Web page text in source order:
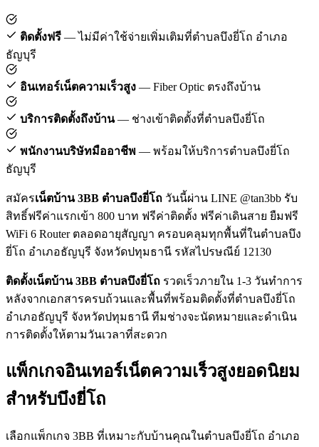
ติดตั้งฟรี — ไม่มีค่าใช้จ่ายเพิ่มเติมที่ตำบลบึงยี่โถ อำเภอ
ธัญบุรี
อินเทอร์เน็ตความเร็วสูง — Fiber Optic ตรงถึงบ้าน
บริการติดตั้งถึงบ้าน— ช่างเข้าติดตั้งที่ตำบลบึงยี่โถ
พนักงานบริษัทมืออาชีพ — พร้อมให้บริการตำบลบึงยี่โถ
ธัญบุรี
สมัครเน็ตบ้าน 3BB ตำบลบึงยี่โถ วันนี้ผ่าน LINE @tan3bb รับ
สิทธิ์ฟรีค่าแรกเข้า 800 บาท ฟรีค่าติดตั้ง ฟรีค่าเดินสาย ยืมฟรี
WiFi 6 Router ตลอดอายุสัญญา ครอบคลุมทุกพื้นที่ในตำบลบึง
ยี่โถ อำเภอธัญบุรี จังหวัดปทุมธานี รหัสไปรษณีย์ 12130
ติดตั้งเน็ตบ้าน 3BB ตำบลบึงยี่โถ รวดเร็วภายใน 1-3 วันทำการ
หลังจากเอกสารครบถ้วนและพื้นที่พร้อมติดตั้งที่ตำบลบึงยี่โถ
อำเภอธัญบุรี จังหวัดปทุมธานี ทีมช่างจะนัดหมายและดำเนิน
การติดตั้งให้ตามวันเวลาที่สะดวก
แพ็กเกจอินเทอร์เน็ตความเร็วสูงยอดนิยม
สำหรับบึงยี่โถ
เลือกแพ็กเกจ 3BB ที่เหมาะกับบ้านคุณในตำบลบึงยี่โถ อำเภอ